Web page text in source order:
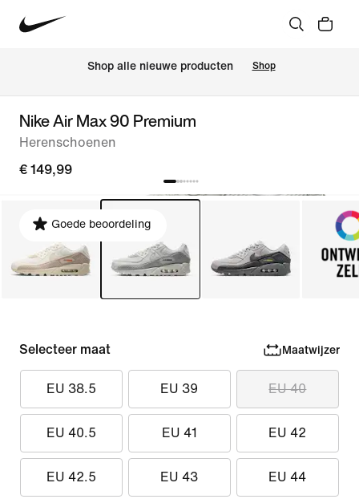
Shop alle nieuwe producten Shop
Nike Air Max 90 Premium
Herenschoenen
€ 149,99
Goede beoordeling
Selecteer maat Maatwijzer
EU 38.5 EU 39 EU 40
EU 40.5 EU 41 EU 42
EU 42.5 EU 43 EU 44